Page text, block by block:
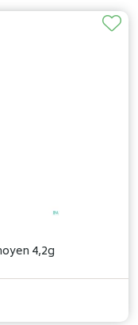
4,2g